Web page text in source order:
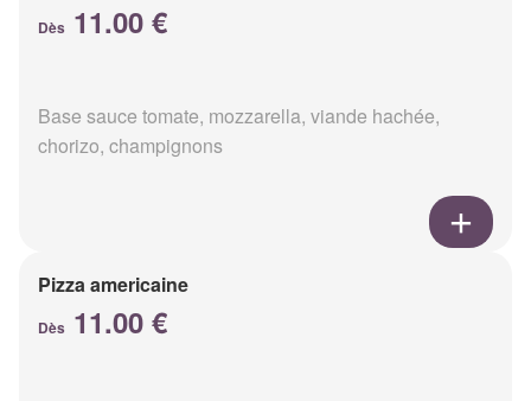
Dès 11.00 €
Base sauce tomate, mozzarella, viande hachée,
chorizo, champignons
Pizza americaine
Dès 11.00 €